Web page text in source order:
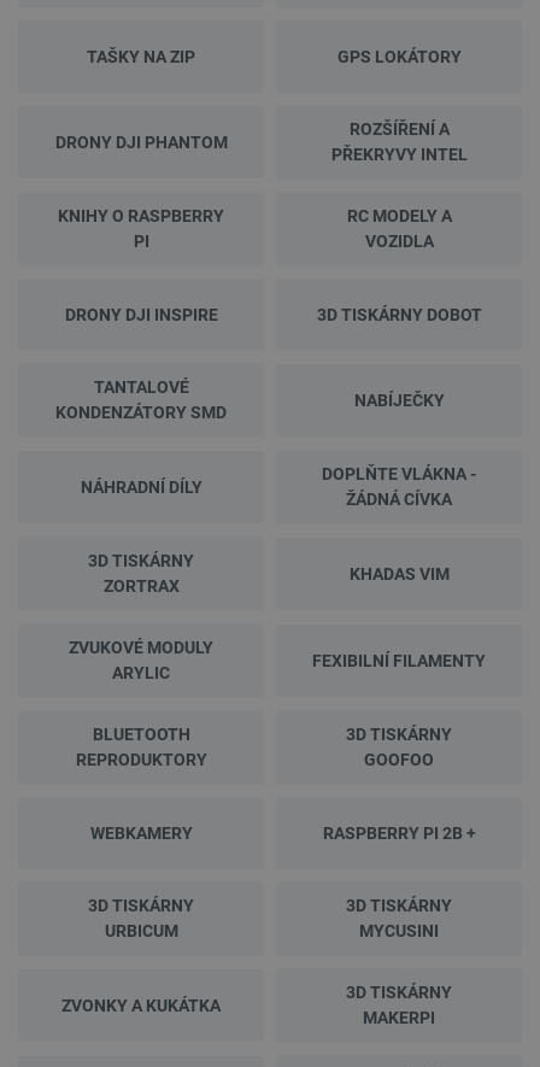
TAŠKY NA ZIP GPS LOKÁTORY
DRONY DJI PHANTOM
ROZŠÍŘENÍ A
PŘEKRYVY INTEL
KNIHY O RASPBERRY
PI
RC MODELY A
VOZIDLA
DRONY DJI INSPIRE 3D TISKÁRNY DOBOT
TANTALOVÉ
KONDENZÁTORY SMD
NABÍJEČKY
NÁHRADNÍ DÍLY
DOPLŇTE VLÁKNA -
ŽÁDNÁ CÍVKA
3D TISKÁRNY
ZORTRAX
KHADAS VIM
ZVUKOVÉ MODULY
ARYLIC
FEXIBILNÍ FILAMENTY
BLUETOOTH
REPRODUKTORY
3D TISKÁRNY
GOOFOO
WEBKAMERY RASPBERRY PI 2B +
3D TISKÁRNY
URBICUM
3D TISKÁRNY
MYCUSINI
ZVONKY A KUKÁTKA
3D TISKÁRNY
MAKERPI